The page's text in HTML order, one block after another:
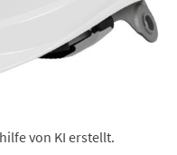
von KI erstellt.